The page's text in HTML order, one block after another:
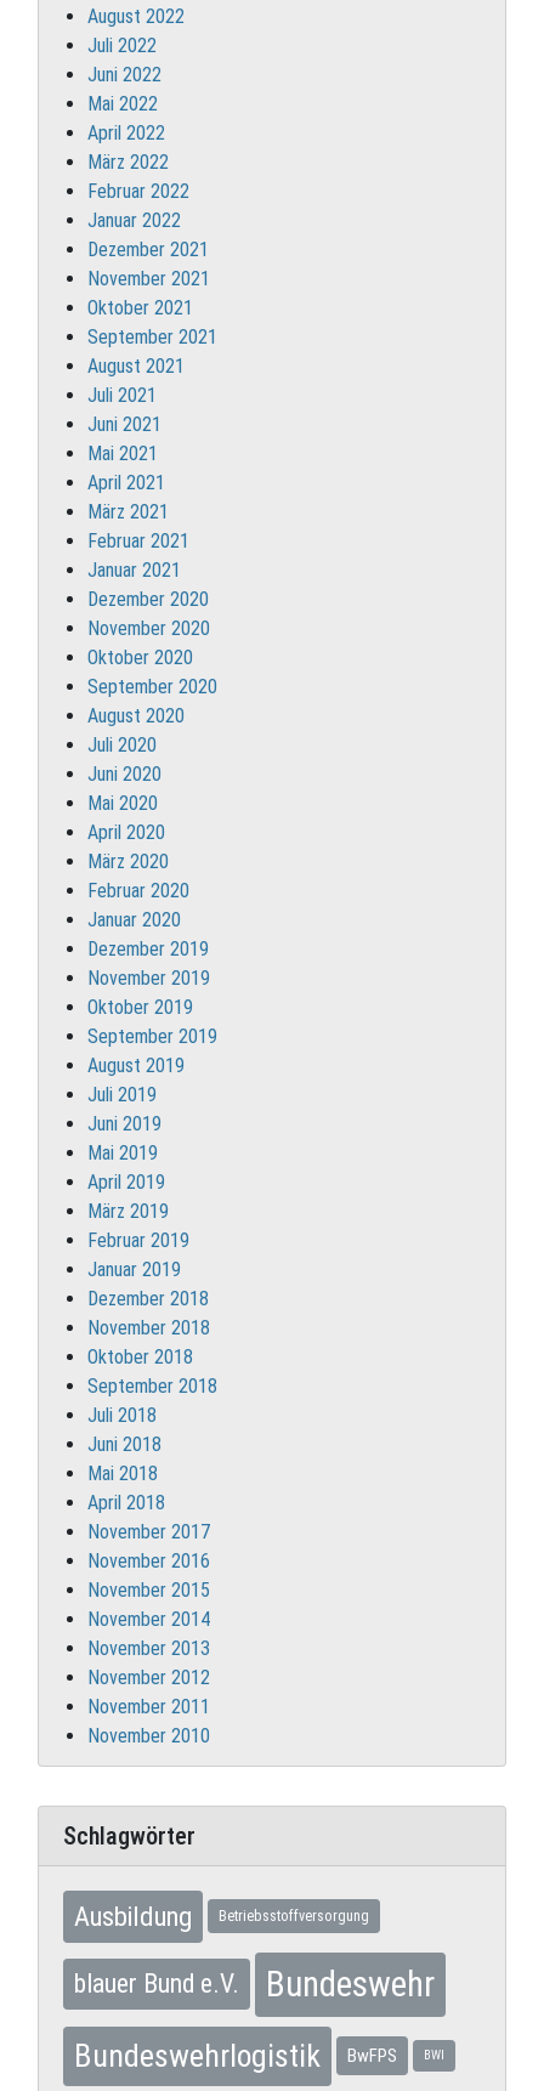
August 2022
Juli 2022
Juni 2022
Mai 2022
April 2022
März 2022
Februar 2022
Januar 2022
Dezember 2021
November 2021
Oktober 2021
September 2021
August 2021
Juli 2021
Juni 2021
Mai 2021
April 2021
März 2021
Februar 2021
Januar 2021
Dezember 2020
November 2020
Oktober 2020
September 2020
August 2020
Juli 2020
Juni 2020
Mai 2020
April 2020
März 2020
Februar 2020
Januar 2020
Dezember 2019
November 2019
Oktober 2019
September 2019
August 2019
Juli 2019
Juni 2019
Mai 2019
April 2019
März 2019
Februar 2019
Januar 2019
Dezember 2018
November 2018
Oktober 2018
September 2018
Juli 2018
Juni 2018
Mai 2018
April 2018
November 2017
November 2016
November 2015
November 2014
November 2013
November 2012
November 2011
November 2010
Schlagwörter
Ausbildung Betriebsstoffversorgung
blauer Bund e.V. Bundeswehr
Bundeswehrlogistik BwFPS BWI